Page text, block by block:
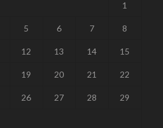
1
5 6 7 8
12 13 14 15
19 20 21 22
26 27 28 29